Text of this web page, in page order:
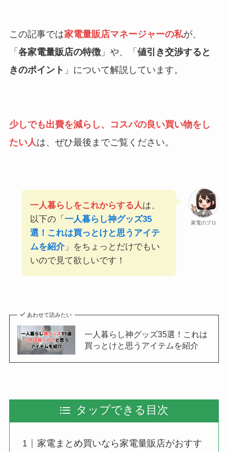
この記事では家電量販店マネージャーの私が、
「 各家電量販店の特徴」や、「 値引き交渉すると
きのポイント 」について解説しています。
少しでも出費を減らし、コスパの良い買い物をし
たい人 は、ぜひ最後までご覧ください。
家電のプロ
一人暮らしをこれからする人は、
以下の「 一人暮らし神グッズ35
選！これは買っとけと思うアイテ
ムを紹介」をちょっとだけでもい
いので見て欲しいです！
あわせて読みたい
一人暮らし神グッズ35選！これは
買っとけと思うアイテムを紹介
タップできる目次
家電まとめ買いなら家電量販店がおすす